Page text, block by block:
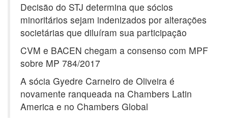
Decisão do STJ determina que sócios
minoritários sejam indenizados por alterações
societárias que diluíram sua participação
CVM e BACEN chegam a consenso com MPF
sobre MP 784/2017
A sócia Gyedre Carneiro de Oliveira é
novamente ranqueada na Chambers Latin
America e no Chambers Global